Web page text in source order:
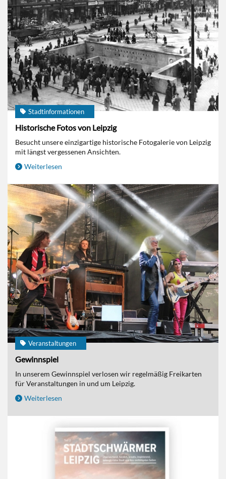
Stadtinformationen
Historische Fotos von Leipzig
Besucht unsere einzigartige historische Fotogalerie von Leipzig
mit längst vergessenen Ansichten.
Weiterlesen
Veranstaltungen
Gewinnspiel
In unserem Gewinnspiel verlosen wir regelmäßig Freikarten
für Veranstaltungen in und um Leipzig.
Weiterlesen